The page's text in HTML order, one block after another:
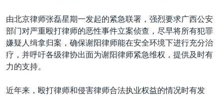
由北京律师张磊星期一发起的紧急联署，强烈要求广西公安
部门对严重殴打律师的恶性事件立案侦查，尽早将所有犯罪
嫌疑人缉拿归案，确保谢阳律师能在安全环境下进行充分治
疗，并呼吁各级律协出面为谢阳律师紧急维权，提供及时有
力的支持。
近年来，殴打律师和侵害律师合法执业权益的情况时有发